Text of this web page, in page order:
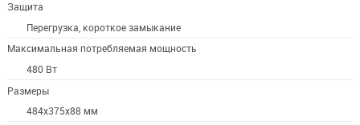
Защита
Перегрузка, короткое замыкание
Максимальная потребляемая мощность
480 Вт
Размеры
484х375х88 мм